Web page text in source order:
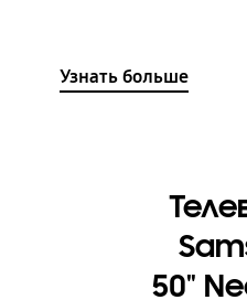
Узнать больше
50"